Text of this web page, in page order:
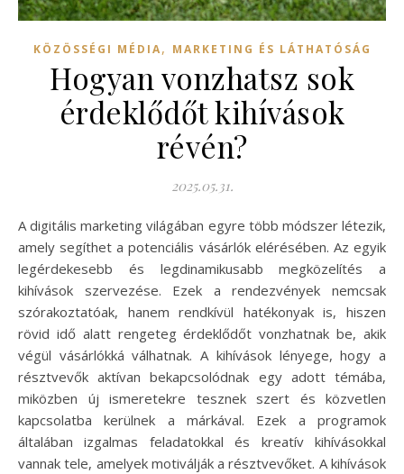
KÖZÖSSÉGI MÉDIA, MARKETING ÉS LÁTHATÓSÁG
Hogyan vonzhatsz sok
érdeklődőt kihívások
révén?
2025.05.31.
A digitális marketing világában egyre több módszer létezik,
amely segíthet a potenciális vásárlók elérésében. Az egyik
legérdekesebb és legdinamikusabb megközelítés a
kihívások szervezése. Ezek a rendezvények nemcsak
szórakoztatóak, hanem rendkívül hatékonyak is, hiszen
rövid idő alatt rengeteg érdeklődőt vonzhatnak be, akik
végül vásárlókká válhatnak. A kihívások lényege, hogy a
résztvevők aktívan bekapcsolódnak egy adott témába,
miközben új ismeretekre tesznek szert és közvetlen
kapcsolatba kerülnek a márkával. Ezek a programok
általában izgalmas feladatokkal és kreatív kihívásokkal
vannak tele, amelyek motiválják a résztvevőket. A kihívások